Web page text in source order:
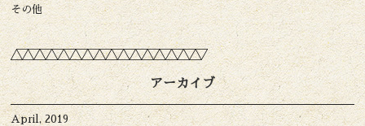
その他
アーカイブ
April, 2019